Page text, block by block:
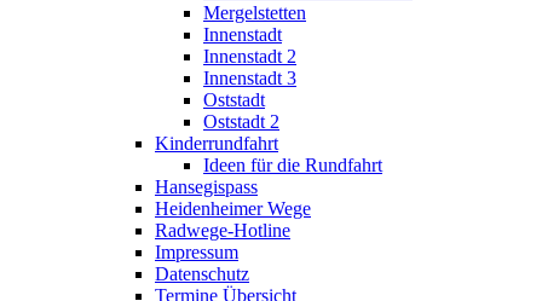
Mergelstetten
Innenstadt
Innenstadt 2
Innenstadt 3
Oststadt
Oststadt 2
Kinderrundfahrt
Ideen für die Rundfahrt
Hansegispass
Heidenheimer Wege
Radwege-Hotline
Impressum
Datenschutz
Termine Übersicht